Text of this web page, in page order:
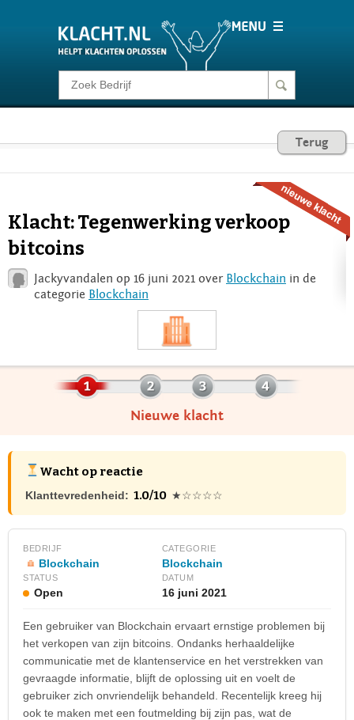
Klacht melden
Consumentenrecht
Login
Terug
Klacht: Tegenwerking verkoop
bitcoins
Jackyvandalen op 16 juni 2021 over Blockchain in de
categorie Blockchain
Nieuwe klacht
Wacht op reactie
Klanttevredenheid: 1.0/10 ★☆☆☆☆
BEDRIJF
Blockchain
CATEGORIE
Blockchain
STATUS
Open
DATUM
16 juni 2021
Een gebruiker van Blockchain ervaart ernstige problemen bij
het verkopen van zijn bitcoins. Ondanks herhaaldelijke
communicatie met de klantenservice en het verstrekken van
gevraagde informatie, blijft de oplossing uit en voelt de
gebruiker zich onvriendelijk behandeld. Recentelijk kreeg hij
ook te maken met een foutmelding bij zijn pas, wat de